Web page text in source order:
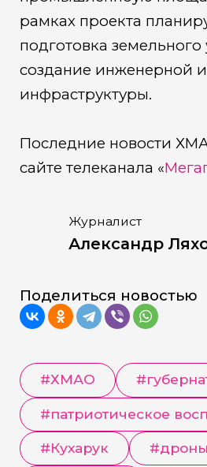
рамках проекта
подготовка земельного
создание инженерной
инфраструктуры.
Последние новости
сайте телеканала «
Журналист
Александр
Поделиться новостью
#ХМАО #
#патриотическое
#Кухарук #дроны